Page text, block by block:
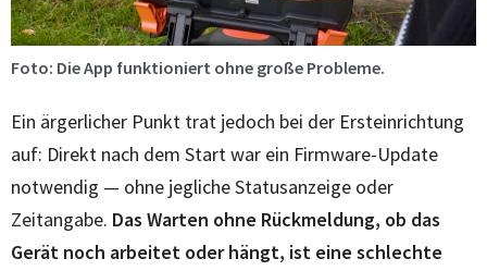
Foto: Die App funktioniert ohne große Probleme.
Ein ärgerlicher Punkt trat jedoch bei der Ersteinrichtung
auf: Direkt nach dem Start war ein Firmware-Update
notwendig — ohne jegliche Statusanzeige oder
Zeitangabe. Das Warten ohne Rückmeldung, ob das
Gerät noch arbeitet oder hängt, ist eine schlechte